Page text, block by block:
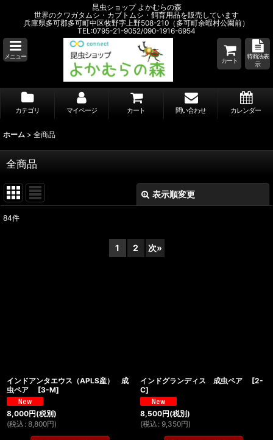
昆虫ショップ よかむらの森
世界のクワガタムシ・カブトムシ・飼育用品を販売しています
兵庫県多可郡多可町中区牧野字上野508-210（多可町余暇村公園前）
TEL:0795-21-9052/090-1916-6954
メニュー
カート
特商法表
示
カテゴリ マイページ カート 問い合わせ カレンダー
ホーム > 全商品
全商品
表示順変更
84件
1 2 次»
インドアンタエウス（APLS産） 成
虫ペア
[3-M]
8,000円(税別)
(税込 : 8,800円)
インドグランディス 成虫ペア [2-
C]
8,500円(税別)
(税込 : 9,350円)